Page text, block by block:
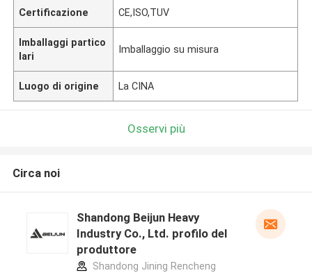
Certificazione CE,ISO,TUV
Imballaggi partico
lari
Imballaggio su misura
Luogo di origine La CINA
Osservi più
Circa noi
Shandong Beijun Heavy
Industry Co., Ltd. profilo del
produttore
Shandong Jining Rencheng